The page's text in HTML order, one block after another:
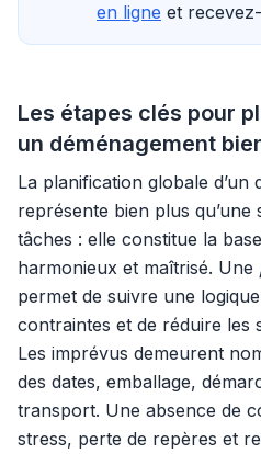
en ligne et
Les étapes clés pour
un déménagement
La planification globale d’un
représente bien plus qu’une
tâches : elle constitue la
harmonieux et maîtrisé. Une
permet de suivre une
contraintes et de réduire les
Les imprévus demeurent
des dates, emballage,
transport. Une absence de
stress, perte de repères et